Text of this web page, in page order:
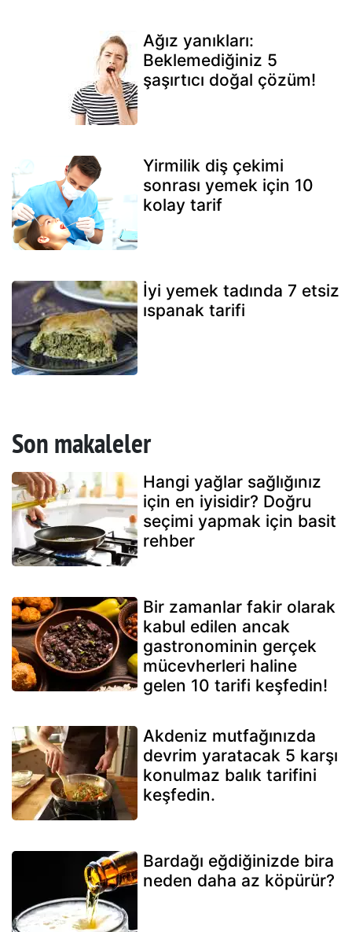
Ağız yanıkları:
Beklemediğiniz 5
şaşırtıcı doğal çözüm!
Yirmilik diş çekimi
sonrası yemek için 10
kolay tarif
İyi yemek tadında 7 etsiz
ıspanak tarifi
Son makaleler
Hangi yağlar sağlığınız
için en iyisidir? Doğru
seçimi yapmak için basit
rehber
Bir zamanlar fakir olarak
kabul edilen ancak
gastronominin gerçek
mücevherleri haline
gelen 10 tarifi keşfedin!
Akdeniz mutfağınızda
devrim yaratacak 5 karşı
konulmaz balık tarifini
keşfedin.
Bardağı eğdiğinizde bira
neden daha az köpürür?